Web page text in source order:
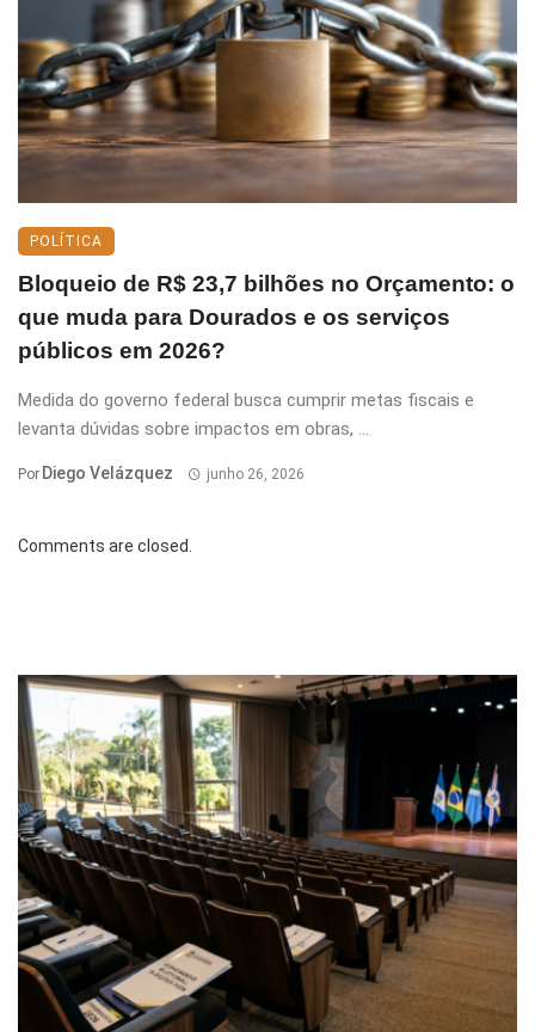
POLÍTICA
Bloqueio de R$ 23,7 bilhões no Orçamento: o
que muda para Dourados e os serviços
públicos em 2026?
Medida do governo federal busca cumprir metas fiscais e
levanta dúvidas sobre impactos em obras, ...
Por Diego Velázquez junho 26, 2026
Comments are closed.